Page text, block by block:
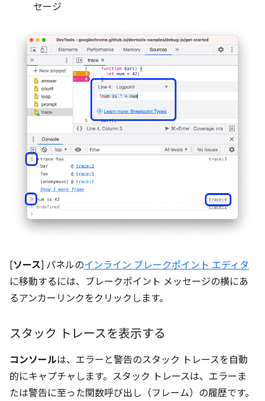
セージ
[ソース] パネルのインライン ブレークポイント エディタ
に移動するには、ブレークポイント メッセージの横にあ
るアンカーリンクをクリックします。
スタック トレースを表示する
コンソールは、エラーと警告のスタック トレースを自動
的にキャプチャします。スタック トレースは、エラーま
たは警告に至った関数呼び出し（フレーム）の履歴です。